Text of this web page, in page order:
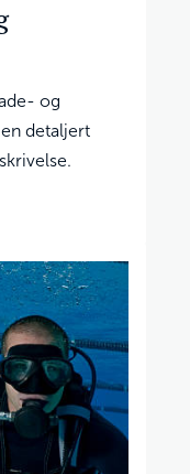
og
detaljert